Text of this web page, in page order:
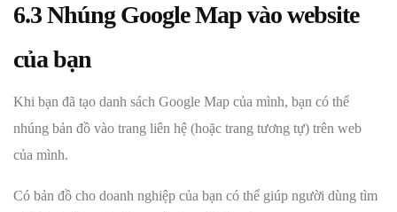
6.3 Nhúng Google Map vào website
của bạn
Khi bạn đã tạo danh sách Google Map của mình, bạn có thể
nhúng bản đồ vào trang liên hệ (hoặc trang tương tự) trên web
của mình.
Có bản đồ cho doanh nghiệp của bạn có thể giúp người dùng tìm